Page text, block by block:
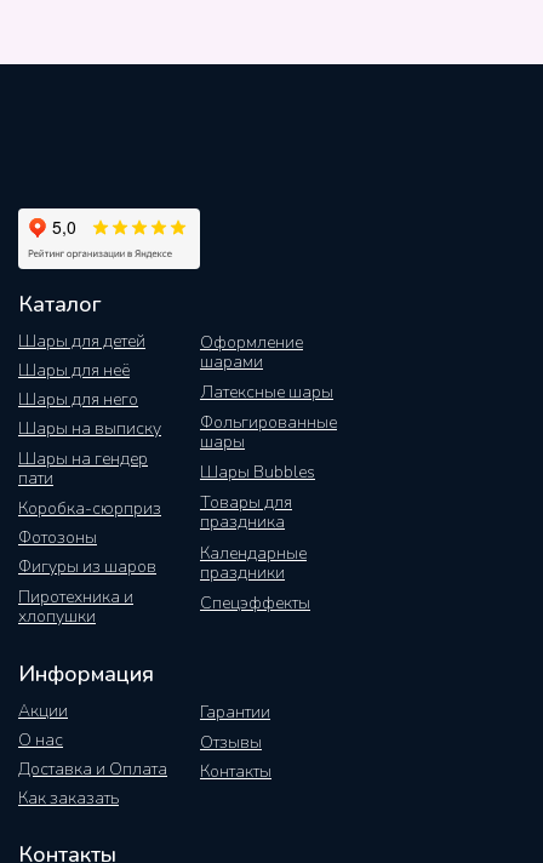
Каталог
Шары для детей
Шары для неё
Шары на выписку
Шары на гендер
пати
Коробка-сюрприз
Фотозоны
Оформление
шарами
Фигуры из шаров
Латексные шары
Фольгированные
шары
Шары Bubbles
Шары для него
Товары для
праздника
Календарные
праздники
Пиротехника и
хлопушки
Спецэффекты
Информация
Акции
О нас
Как заказать
Гарантии
Отзывы
Контакты
Доставка и Оплата
Контакты